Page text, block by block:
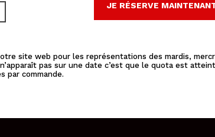
JE RÉSERVE
site web pour les représentations des mardis,
pas sur une date c’est que le quota est
par commande.